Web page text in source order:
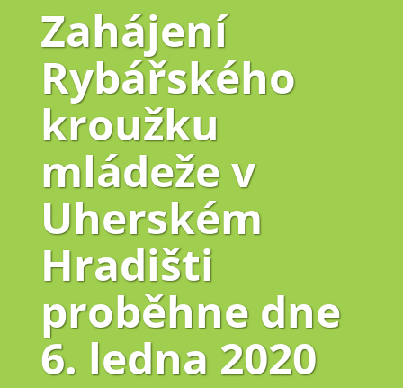
Zahájení
Rybářského
kroužku
mládeže v
Uherském
Hradišti
proběhne dne
6. ledna 2020